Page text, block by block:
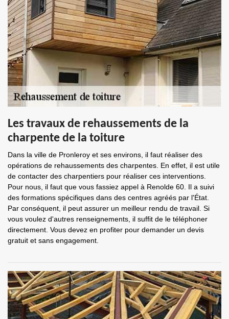
Les travaux de rehaussements de la
charpente de la toiture
Dans la ville de Pronleroy et ses environs, il faut réaliser des
opérations de rehaussements des charpentes. En effet, il est utile
de contacter des charpentiers pour réaliser ces interventions.
Pour nous, il faut que vous fassiez appel à Renolde 60. Il a suivi
des formations spécifiques dans des centres agréés par l'État.
Par conséquent, il peut assurer un meilleur rendu de travail. Si
vous voulez d'autres renseignements, il suffit de le téléphoner
directement. Vous devez en profiter pour demander un devis
gratuit et sans engagement.